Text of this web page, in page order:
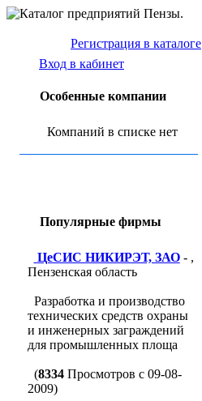
Регистрация в каталоге
Вход в кабинет
Особенные компании
Компаний в списке нет
Популярные фирмы
ЦеСИС НИКИРЭТ, ЗАО- ,
Пензенская область
Разработка и производство
технических средств охраны
и инженерных заграждений
для промышленных площа
(8334Просмотров с 09-08-
2009)